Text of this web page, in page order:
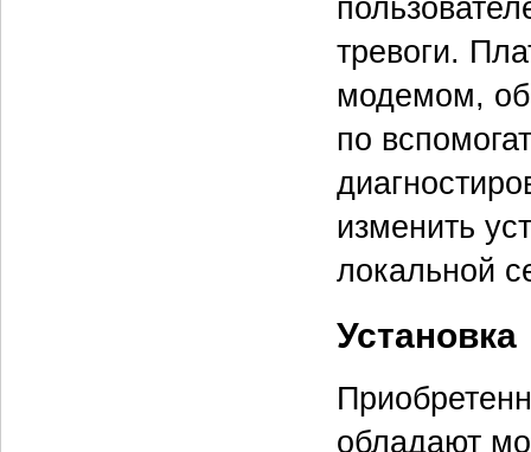
тревоги.
модемом,
по
изменить
локальной
Установка
обладают